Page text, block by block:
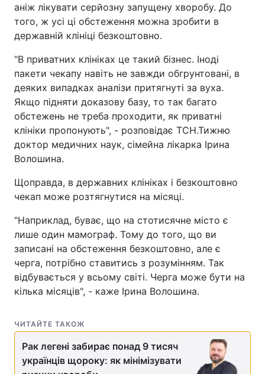
аніж лікувати серйозну запущену хворобу. До
того, ж усі ці обстеження можна зробити в
державній клініці безкоштовно.
"В приватних клініках це такий бізнес. Іноді
пакети чекапу навіть не завжди обгрунтовані, в
деяких випадках аналізи притягнуті за вуха.
Якщо підняти доказову базу, то так багато
обстежень не треба проходити, як приватні
клініки пропонують", - розповідає ТСН.Тижню
доктор медичних наук, сімейна лікарка Ірина
Волошина.
Щоправда, в державних клініках і безкоштовно
чекап може розтягнутися на місяці.
"Наприклад, буває, що на стотисячне місто є
лише один мамограф. Тому до того, що ви
записані на обстеження безкоштовно, але є
черга, потрібно ставитись з розумінням. Так
відбувається у всьому світі. Черга може бути на
кілька місяців", - каже Ірина Волошина.
ЧИТАЙТЕ ТАКОЖ
Рак легені забирає понад 9 тисяч
українців щороку: як мінімізувати